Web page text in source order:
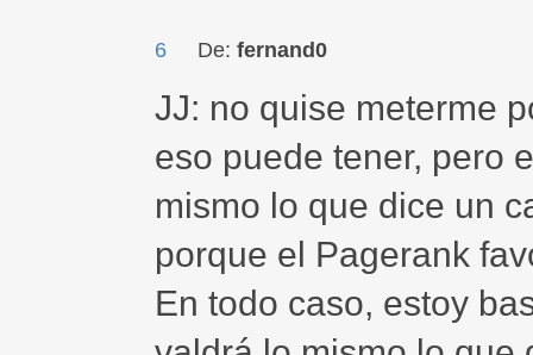
6 De: fernand0
JJ: no quise meterme
eso puede tener, pero
mismo lo que dice un
porque el Pagerank
En todo caso, estoy